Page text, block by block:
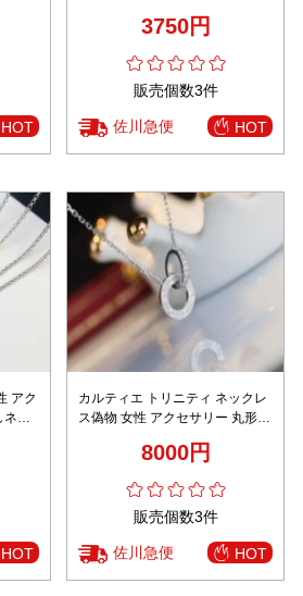
HOT
3750円
販売個数3件
佐川急便 HOT
アク
ッ
HOT
カルティエ トリニティ ネックレ
ス偽物 女性 アクセサリー 丸形
8000円
販売個数3件
佐川急便 HOT